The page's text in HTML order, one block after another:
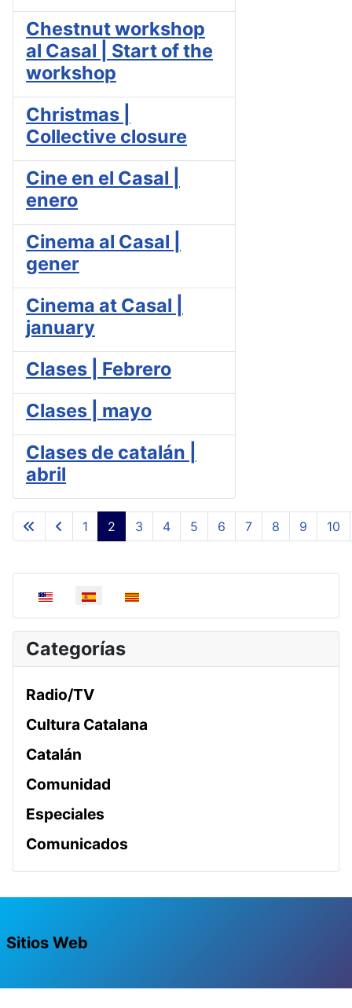
Chestnut workshop
al Casal | Start of the
workshop
Christmas |
Collective closure
Cine en el Casal |
enero
Cinema al Casal |
gener
Cinema at Casal |
january
Clases | Febrero
Clases | mayo
Clases de catalán |
abril
Página 2 de 11
1 2 3 4 5 6 7 8 9 10
Seleccione su idioma
Categorías
Radio/TV
Cultura Catalana
Catalán
Comunidad
Especiales
Comunicados
Sitios Web